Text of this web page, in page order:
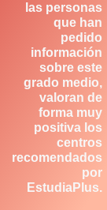
las personas
que han
pedido
información
sobre este
grado medio,
valoran de
forma muy
positiva los
centros
recomendados
por
EstudiaPlus.